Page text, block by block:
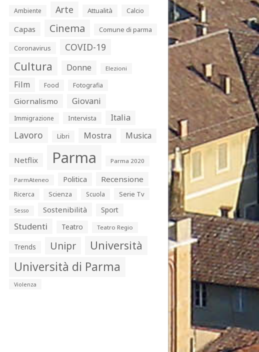
Ambiente Arte Attualità Calcio
Capas Cinema Comune di parma
Coronavirus COVID-19
Cultura Donne Elezioni
Film Food Fotografia
Giornalismo Giovani
Immigrazione Intervista Italia
Lavoro Libri Mostra Musica
Netflix Parma Parma 2020
ParmAteneo Politica Recensione
Ricerca Scienza Scuola Serie Tv
Sesso Sostenibilità Sport
Studenti Teatro Teatro Regio
Trends Unipr Università
Università di Parma
Violenza